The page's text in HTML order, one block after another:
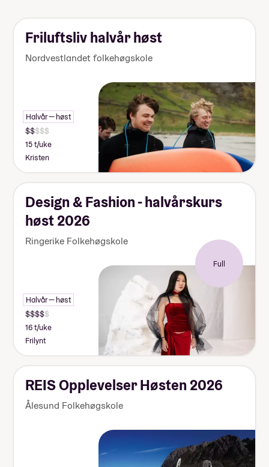
Friluftsliv halvår høst
Nordvestlandet folkehøgskole
Halvår — høst
15 t/uke
Kristen
Design & Fashion - halvårskurs
høst 2026
Ringerike Folkehøgskole
Full
Halvår — høst
16 t/uke
Frilynt
REIS Opplevelser Høsten 2026
Ålesund Folkehøgskole